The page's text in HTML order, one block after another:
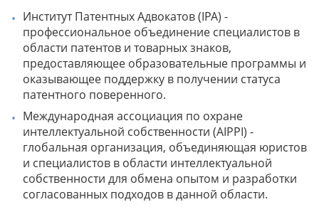
Институт Патентных Адвокатов (IPA) -
профессиональное объединение специалистов в
области патентов и товарных знаков,
предоставляющее образовательные программы и
оказывающее поддержку в получении статуса
патентного поверенного.
Международная ассоциация по охране
интеллектуальной собственности (AIPPI) -
глобальная организация, объединяющая юристов
и специалистов в области интеллектуальной
собственности для обмена опытом и разработки
согласованных подходов в данной области.